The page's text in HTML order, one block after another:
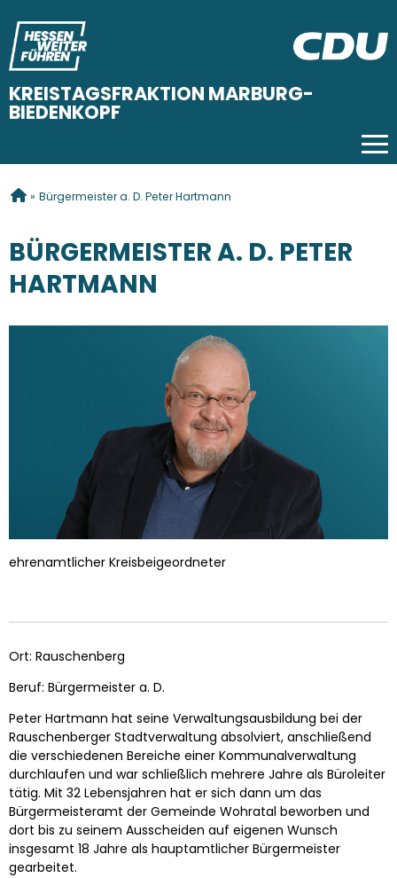
KREISTAGSFRAKTION MARBURG-
BIEDENKOPF
SIE SIND HIER
» Bürgermeister a. D. Peter Hartmann
BÜRGERMEISTER A. D. PETER
HARTMANN
ehrenamtlicher Kreisbeigeordneter
Ort: Rauschenberg
Beruf: Bürgermeister a. D.
Peter Hartmann hat seine Verwaltungsausbildung bei der
Rauschenberger Stadtverwaltung absolviert, anschließend
die verschiedenen Bereiche einer Kommunalverwaltung
durchlaufen und war schließlich mehrere Jahre als Büroleiter
tätig. Mit 32 Lebensjahren hat er sich dann um das
Bürgermeisteramt der Gemeinde Wohratal beworben und
dort bis zu seinem Ausscheiden auf eigenen Wunsch
insgesamt 18 Jahre als hauptamtlicher Bürgermeister
gearbeitet.